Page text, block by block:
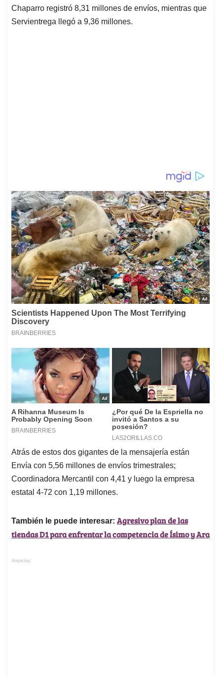
Chaparro registró 8,31 millones de envíos, mientras que
Servientrega llegó a 9,36 millones.
Atrás de estos dos gigantes de la mensajería están
Envía con 5,56 millones de envíos trimestrales;
Coordinadora Mercantil con 4,41 y luego la empresa
estatal 4-72 con 1,19 millones.
También le puede interesar: Agresivo plan de las
tiendas D1 para enfrentar la competencia de Ísimo y Ara
Anuncios.